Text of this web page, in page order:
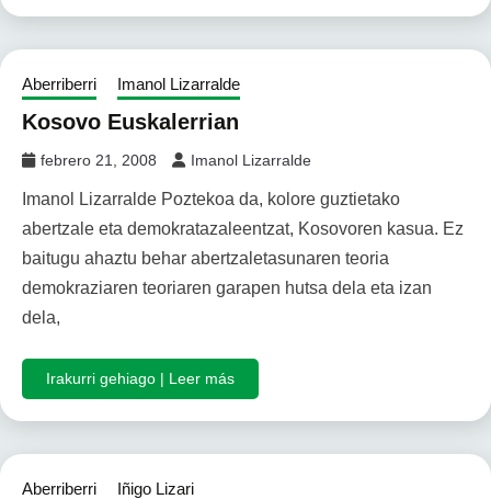
Aberriberri Imanol Lizarralde
Kosovo Euskalerrian
febrero 21, 2008 Imanol Lizarralde
Imanol Lizarralde Poztekoa da, kolore guztietako
abertzale eta demokratazaleentzat, Kosovoren kasua. Ez
baitugu ahaztu behar abertzaletasunaren teoria
demokraziaren teoriaren garapen hutsa dela eta izan
dela,
Irakurri gehiago | Leer más
Aberriberri Iñigo Lizari